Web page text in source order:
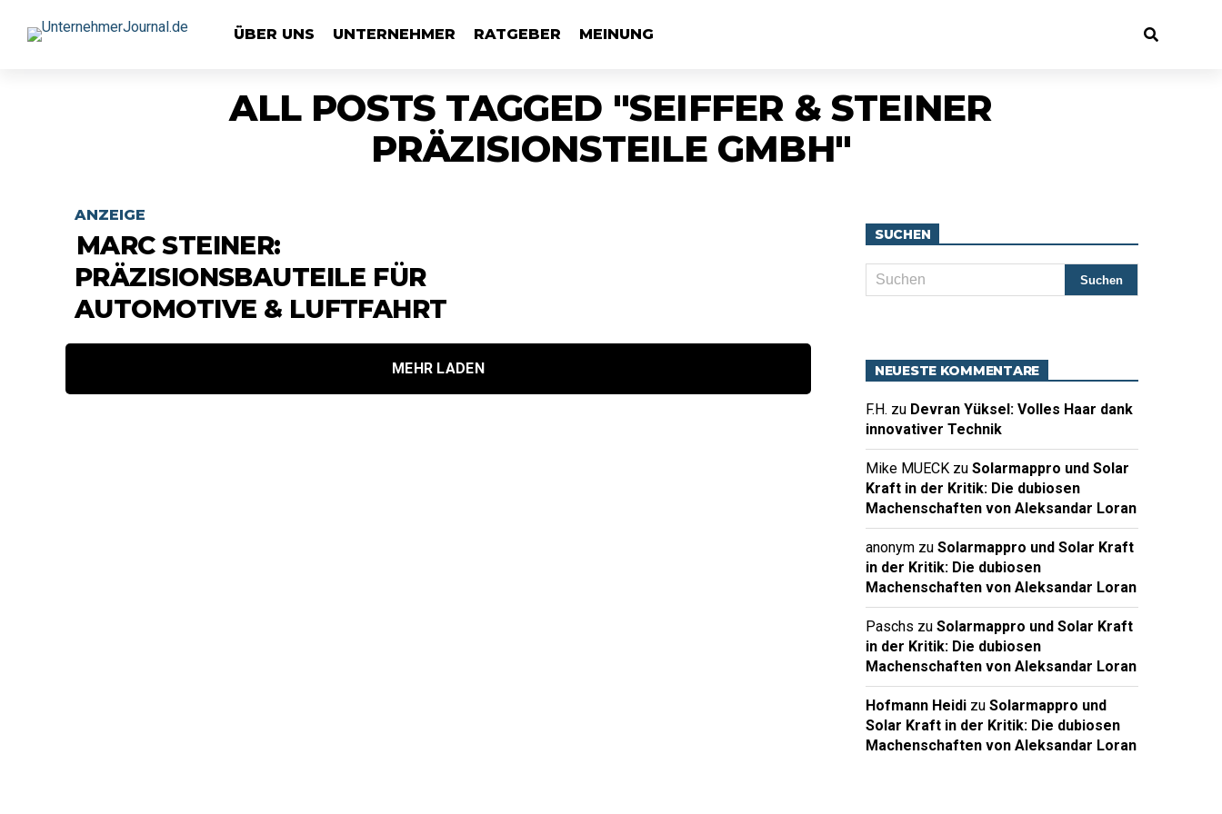
ÜBER UNS UNTERNEHMER RATGEBER MEINUNG
ALL POSTS TAGGED "SEIFFER & STEINER
PRÄZISIONSTEILE GMBH"
ANZEIGE
MARC STEINER:
PRÄZISIONSBAUTEILE FÜR
AUTOMOTIVE & LUFTFAHRT
MEHR LADEN
SUCHEN
NEUESTE KOMMENTARE
F.H. zu Devran Yüksel: Volles Haar dank
innovativer Technik
Mike MUECK zu Solarmappro und Solar
Kraft in der Kritik: Die dubiosen
Machenschaften von Aleksandar Loran
anonym zu Solarmappro und Solar Kraft
in der Kritik: Die dubiosen
Machenschaften von Aleksandar Loran
Paschs zu Solarmappro und Solar Kraft
in der Kritik: Die dubiosen
Machenschaften von Aleksandar Loran
Hofmann Heidi zu Solarmappro und
Solar Kraft in der Kritik: Die dubiosen
Machenschaften von Aleksandar Loran